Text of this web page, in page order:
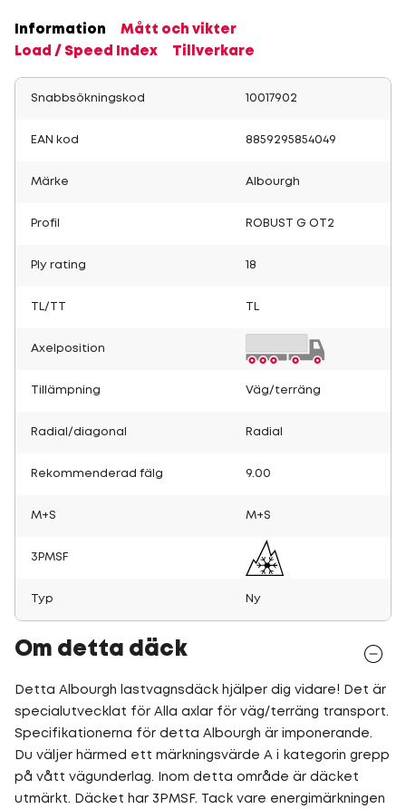
Information
Mått och vikter
Load / Speed Index
Tillverkare
Snabbsökningskod 10017902
EAN kod 8859295854049
Märke Albourgh
Profil ROBUST G OT2
Ply rating 18
TL/TT
Axelposition
Tillämpning Väg/terräng
Radial/diagonal Radial
Rekommenderad fälg 9.00
M+S M+S
3PMSF
Typ Ny
Om detta däck
Detta Albourgh lastvagnsdäck hjälper dig vidare! Det är
specialutvecklat för Alla axlar för väg/terräng transport.
Specifikationerna för detta Albourgh är imponerande.
Du väljer härmed ett märkningsvärde A i kategorin grepp
på vått vägunderlag. Inom detta område är däcket
utmärkt. Däcket har 3PMSF. Tack vare energimärkningen